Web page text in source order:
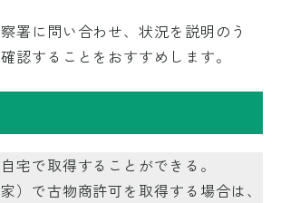
署に問い合わせ、状況を説明のう
認することをおすすめします。
宅で取得することができる。
）で古物商許可を取得する場合は、